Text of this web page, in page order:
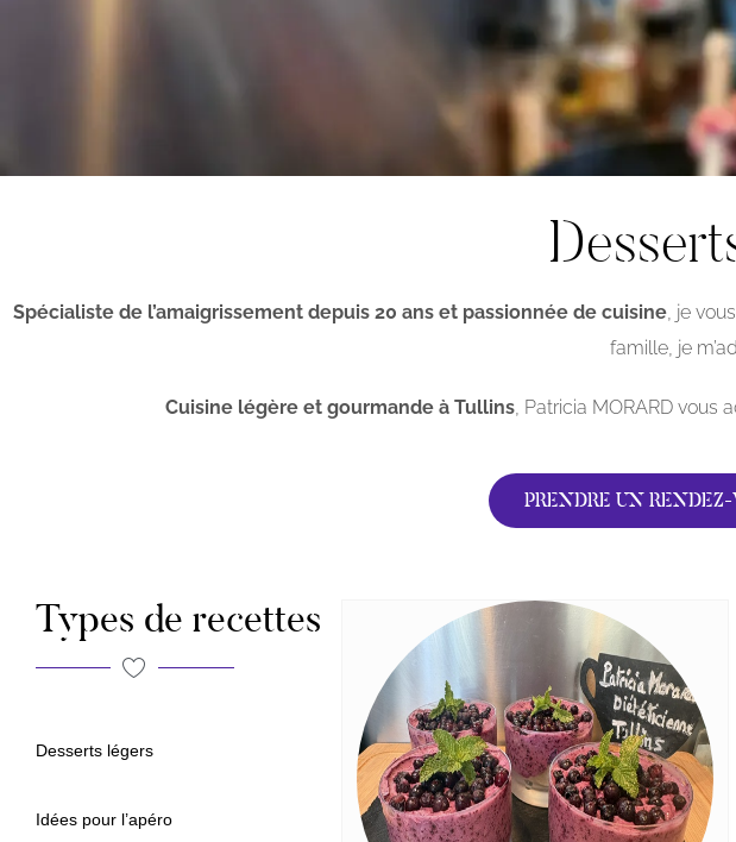
Spécialiste de l’amaigrissement depuis 20 ans et passionnée de cuisine, je
famille, je
Cuisine légère et gourmande à Tullins, Patricia MORARD vous
PRENDRE UN
Types de recettes
Desserts légers
Idées pour l’apéro